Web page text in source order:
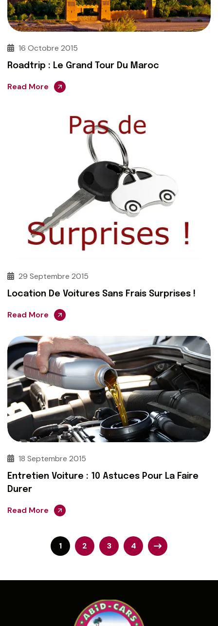
16 Octobre 2015
Roadtrip : Le Grand Tour Du Maroc
Read More
29 Septembre 2015
Location De Voitures Sans Frais Surprises !
Read More
18 Septembre 2015
Entretien Voiture : 10 Astuces Pour La Faire
Durer
Read More
Pagination
1 2 3 4